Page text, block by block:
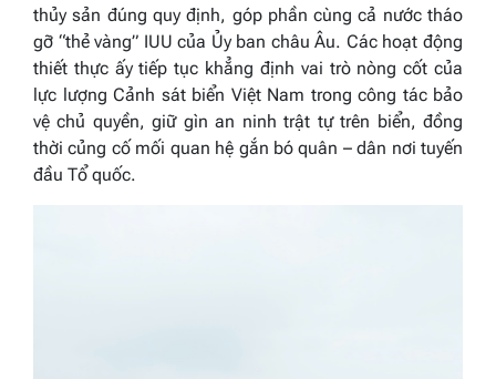
thủy sản đúng quy định, góp phần cùng cả nước tháo
gỡ “thẻ vàng” IUU của Ủy ban châu Âu. Các hoạt động
thiết thực ấy tiếp tục khẳng định vai trò nòng cốt của
lực lượng Cảnh sát biển Việt Nam trong công tác bảo
vệ chủ quyền, giữ gìn an ninh trật tự trên biển, đồng
thời củng cố mối quan hệ gắn bó quân – dân nơi tuyến
đầu Tổ quốc.